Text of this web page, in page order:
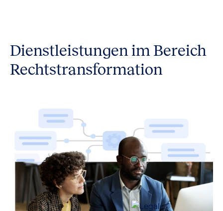
Dienstleistungen im Bereich
Rechtstransformation